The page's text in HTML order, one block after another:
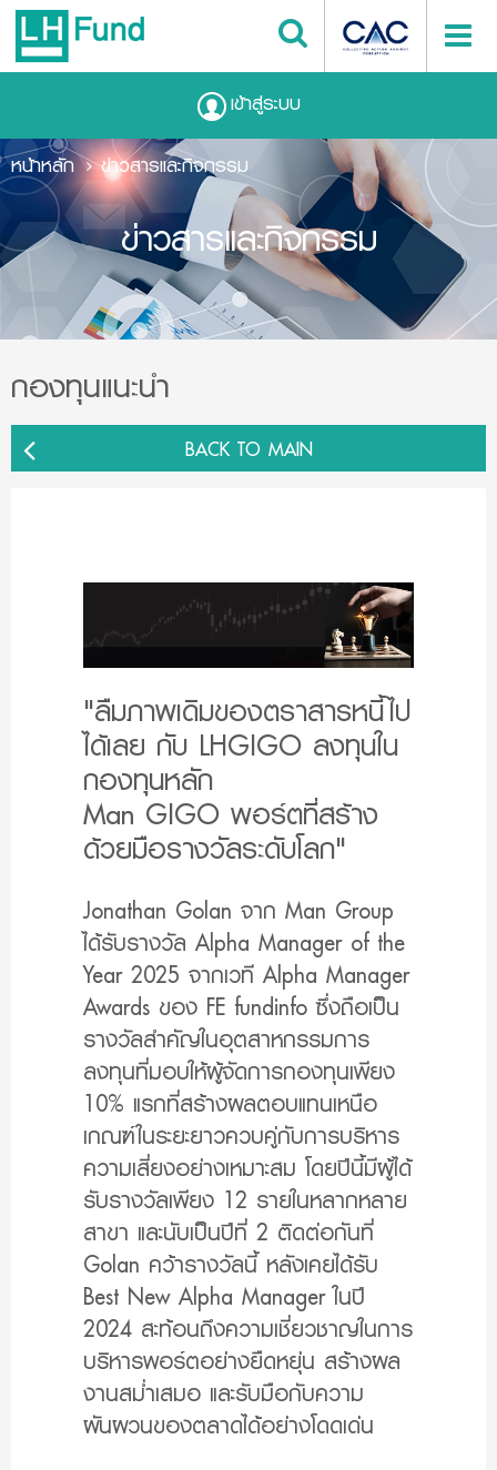
เข้าสู่ระบบ
ข่าวสารและกิจกรรม
หน้าหลัก ข่าวสารและกิจกรรม
กองทุนแนะนำ
BACK TO MAIN
"ลืมภาพเดิมของตราสารหนี้ไป
ได้เลย กับ LHGIGO ลงทุนใน
กองทุนหลัก
Man GIGO พอร์ตที่สร้าง
ด้วยมือรางวัลระดับโลก"
Jonathan Golan จาก Man Group
ได้รับรางวัล Alpha Manager of the
Year 2025 จากเวที Alpha Manager
Awards ของ FE fundinfo ซึ่งถือเป็น
รางวัลสำคัญในอุตสาหกรรมการ
ลงทุนที่มอบให้ผู้จัดการกองทุนเพียง
10% แรกที่สร้างผลตอบแทนเหนือ
เกณฑ์ในระยะยาวควบคู่กับการบริหาร
ความเสี่ยงอย่างเหมาะสม โดยปีนี้มีผู้ได้
รับรางวัลเพียง 12 รายในหลากหลาย
สาขา และนับเป็นปีที่ 2 ติดต่อกันที่
Golan คว้ารางวัลนี้ หลังเคยได้รับ
Best New Alpha Manager ในปี
2024 สะท้อนถึงความเชี่ยวชาญในการ
บริหารพอร์ตอย่างยืดหยุ่น สร้างผล
งานสม่ำเสมอ และรับมือกับความ
ผันผวนของตลาดได้อย่างโดดเด่น